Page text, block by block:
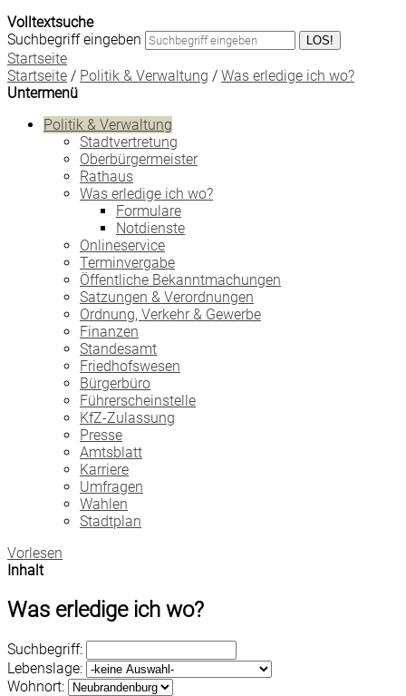
Volltextsuche
Suchbegriff eingeben
LOS!
Startseite
Startseite / Politik & Verwaltung / Was erledige ich wo?
Untermenü
Politik & Verwaltung
Stadtvertretung
Oberbürgermeister
Rathaus
Was erledige ich wo?
Formulare
Notdienste
Onlineservice
Terminvergabe
Öffentliche Bekanntmachungen
Satzungen & Verordnungen
Ordnung, Verkehr & Gewerbe
Finanzen
Standesamt
Friedhofswesen
Bürgerbüro
Führerscheinstelle
KfZ-Zulassung
Presse
Amtsblatt
Karriere
Umfragen
Wahlen
Stadtplan
Vorlesen
Inhalt
Was erledige ich wo?
Suchbegriff:
Lebenslage:
Wohnort: